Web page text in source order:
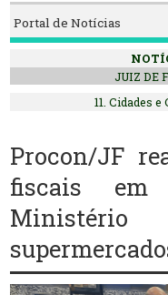
Portal de Notícias
JUIZ DE
11. Cidades
Procon/JF
fiscais